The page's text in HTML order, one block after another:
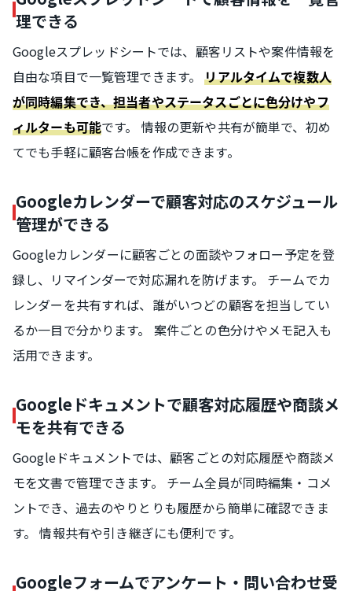
理できる
Googleスプレッドシートでは、顧客リストや案件情報を
自由な項目で一覧管理できます。リアルタイムで複数人
が同時編集でき、担当者やステータスごとに色分けやフ
ィルターも可能です。 情報の更新や共有が簡単で、初め
てでも手軽に顧客台帳を作成できます。
Googleカレンダーで顧客対応のスケジュール
管理ができる
Googleカレンダーに顧客ごとの面談やフォロー予定を登
録し、リマインダーで対応漏れを防げます。 チームでカ
レンダーを共有すれば、誰がいつどの顧客を担当してい
るか一目で分かります。 案件ごとの色分けやメモ記入も
活用できます。
Googleドキュメントで顧客対応履歴や商談メ
モを共有できる
Googleドキュメントでは、顧客ごとの対応履歴や商談メ
モを文書で管理できます。 チーム全員が同時編集・コメ
ントでき、過去のやりとりも履歴から簡単に確認できま
す。 情報共有や引き継ぎにも便利です。
Googleフォームでアンケート・問い合わせ受